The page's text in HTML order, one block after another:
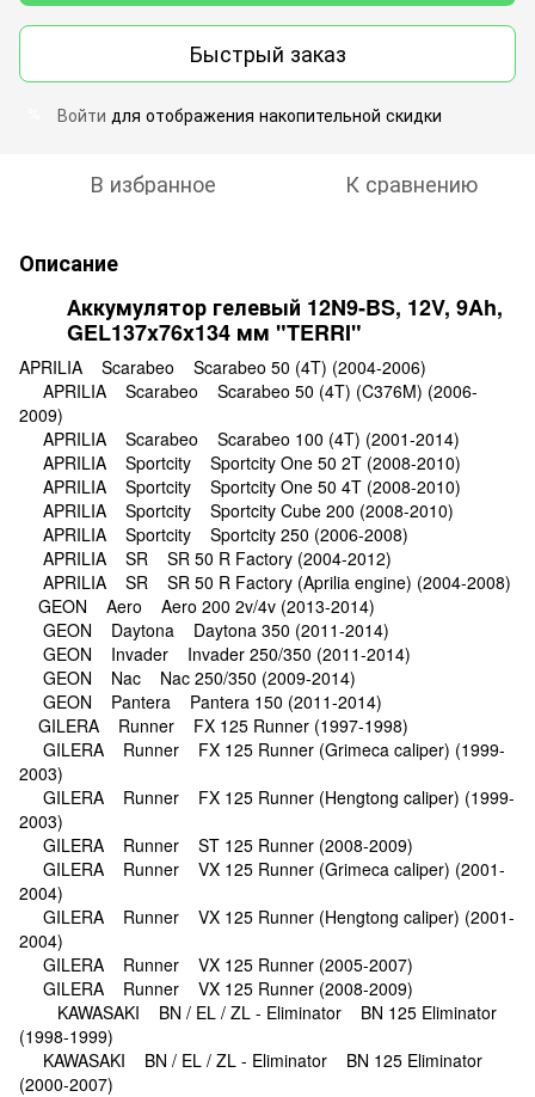
Быстрый заказ
Войти для отображения накопительной скидки
В избранное К сравнению
Описание
Аккумулятор гелевый 12N9‑BS, 12V, 9Ah,
GEL137x76x134 мм "TERRI"
APRILIA Scarabeo Scarabeo 50 (4T) (2004-2006)
APRILIA Scarabeo Scarabeo 50 (4T) (C376M) (2006-
2009)
APRILIA Scarabeo Scarabeo 100 (4T) (2001-2014)
APRILIA Sportcity Sportcity One 50 2T (2008-2010)
APRILIA Sportcity Sportcity One 50 4T (2008-2010)
APRILIA Sportcity Sportcity Cube 200 (2008-2010)
APRILIA Sportcity Sportcity 250 (2006-2008)
APRILIA SR SR 50 R Factory (2004-2012)
APRILIA SR SR 50 R Factory (Aprilia engine) (2004-2008)
GEON Aero Aero 200 2v/4v (2013-2014)
GEON Daytona Daytona 350 (2011-2014)
GEON Invader Invader 250/350 (2011-2014)
GEON Nac Nac 250/350 (2009-2014)
GEON Pantera Pantera 150 (2011-2014)
GILERA Runner FX 125 Runner (1997-1998)
GILERA Runner FX 125 Runner (Grimeca caliper) (1999-
2003)
GILERA Runner FX 125 Runner (Hengtong caliper) (1999-
2003)
GILERA Runner ST 125 Runner (2008-2009)
GILERA Runner VX 125 Runner (Grimeca caliper) (2001-
2004)
GILERA Runner VX 125 Runner (Hengtong caliper) (2001-
2004)
GILERA Runner VX 125 Runner (2005-2007)
GILERA Runner VX 125 Runner (2008-2009)
KAWASAKI BN / EL / ZL - Eliminator BN 125 Eliminator
(1998-1999)
KAWASAKI BN / EL / ZL - Eliminator BN 125 Eliminator
(2000-2007)